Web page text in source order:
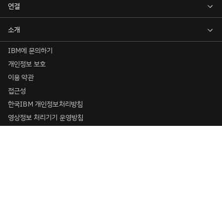
IBM에 문의하기
개인정보 보호
이용 약관
접근성
한국IBM 개인정보처리방침
영상정보 처리기기 운영방침